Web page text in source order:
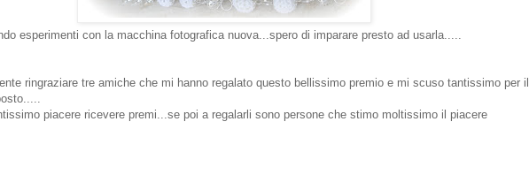
esperimenti con la macchina fotografica nuova...spero di imparare presto ad usarla.....
ringraziare tre amiche che mi hanno regalato questo bellissimo premio e mi scuso tantissimo per il
piacere ricevere premi...se poi a regalarli sono persone che stimo moltissimo il piacere